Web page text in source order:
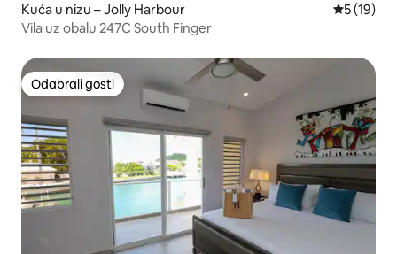
Kuća u nizu – Jolly Harbour Prosječna
5 (19)
Vila uz obalu 247C South Finger
Odabrali gosti
Odabrali gosti